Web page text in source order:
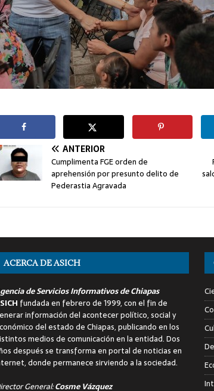
ANTERIOR
Cumplimenta FGE orden de
aprehensión por presunto delito de
Pederastia Agravada
ACERCA DE ASICH
de Servicios Informativos de Chiapas
fundada en febrero de 1999, con el fin de
información del acontecer político, social y
del estado de Chiapas, publicando en los
medios de comunicación en la entidad. Dos
después se transforma en portal de noticias en
donde permanece sirviendo a la sociedad.
General:Cosme Vázquez